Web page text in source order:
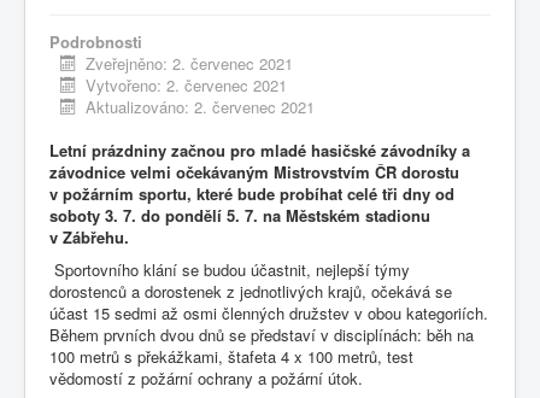
Podrobnosti
Zveřejněno: 2. červenec 2021
Vytvořeno: 2. červenec 2021
Aktualizováno: 2. červenec 2021
Letní prázdniny začnou pro mladé hasičské závodníky a
závodnice velmi očekávaným Mistrovstvím ČR dorostu
v požárním sportu, které bude probíhat celé tři dny od
soboty 3. 7. do pondělí 5. 7. na Městském stadionu
v Zábřehu.
Sportovního klání se budou účastnit, nejlepší týmy
dorostenců a dorostenek z jednotlivých krajů, očekává se
účast 15 sedmi až osmi členných družstev v obou kategoriích.
Během prvních dvou dnů se představí v disciplínách: běh na
100 metrů s překážkami, štafeta 4 x 100 metrů, test
vědomostí z požární ochrany a požární útok.